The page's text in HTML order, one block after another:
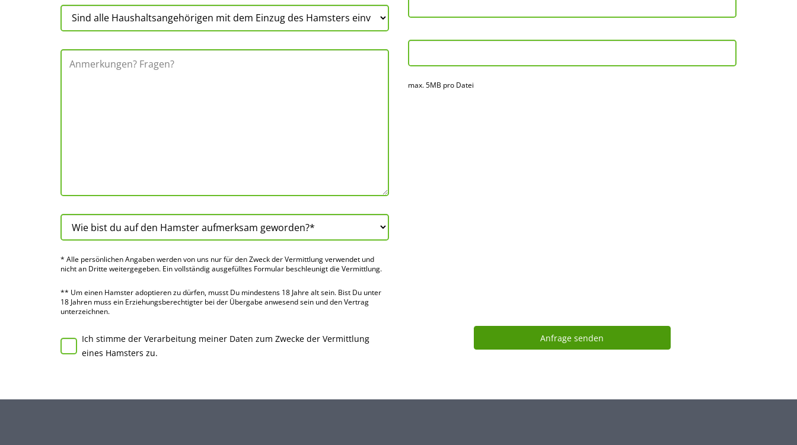
* Alle persön­lichen Angaben werden von uns nur für den Zweck der Vermitt­lung verwendet und
nicht an Dritte weiter­gegeben. Ein voll­ständig ausge­fülltes Formular beschleu­nigt die Vermitt­lung.
** Um einen Hamster adoptieren zu dürfen, musst Du mindes­tens 18 Jahre alt sein. Bist Du unter
18 Jahren muss ein Erziehungs­berechtigter bei der Über­gabe anwes­end sein und den Vertrag
unter­zeichnen.
max. 5MB pro Datei
Ich stimme der Verarbeitung meiner Daten zum Zwecke der Vermittlung
eines Hamsters zu.